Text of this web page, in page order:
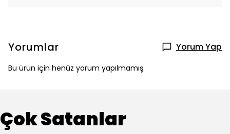
Yorumlar Yorum Yap
Bu ürün için henüz yorum yapılmamış.
Çok Satanlar